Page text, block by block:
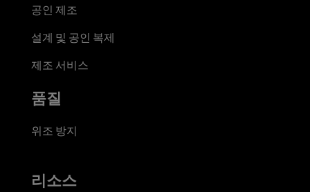
공인 제조
설계 및 공인 복제
제조 서비스
품질
위조 방지
리소스